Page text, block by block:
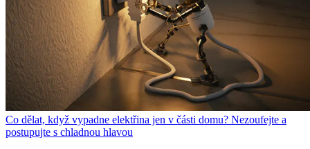
Co dělat, když vypadne elektřina jen v části domu? Nezoufejte a
postupujte s chladnou hlavou